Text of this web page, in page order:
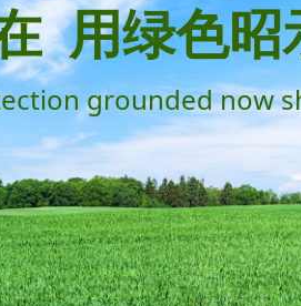
用绿色昭
grounded now